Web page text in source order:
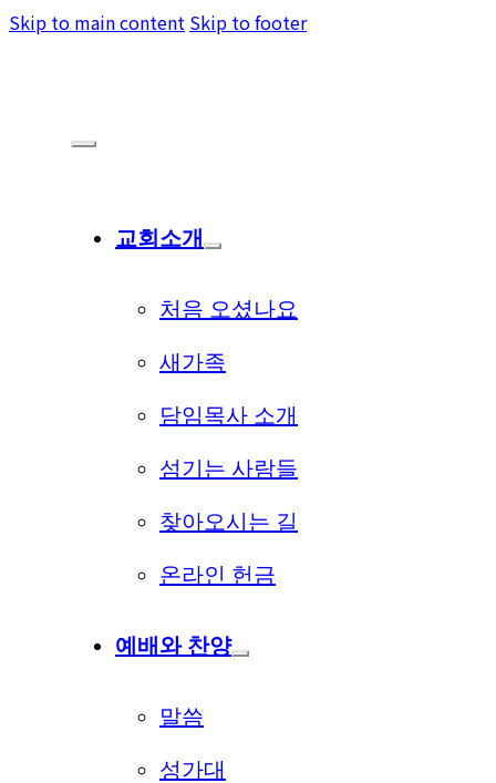
Skip to main content Skip to footer
교회소개
처음 오셨나요
새가족
담임목사 소개
섬기는 사람들
찾아오시는 길
온라인 헌금
예배와 찬양
말씀
성가대